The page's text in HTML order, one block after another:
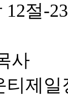
12절-
사
티제일